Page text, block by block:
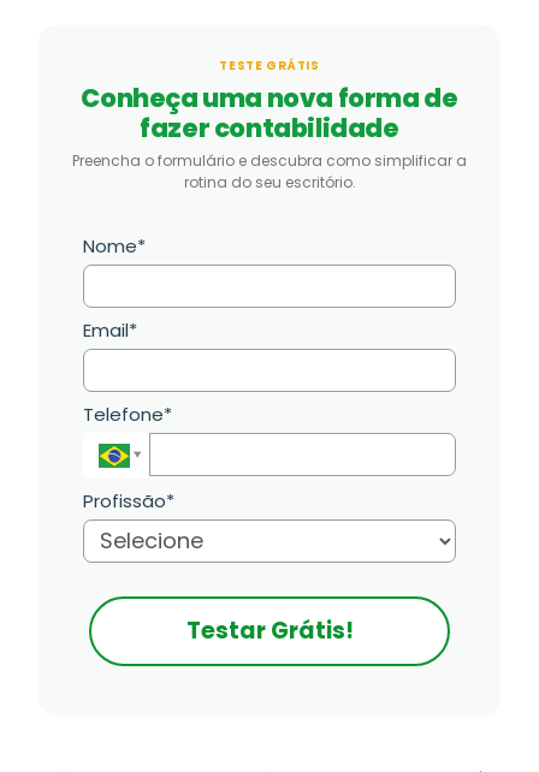
TESTE GRÁTIS
Conheça uma nova forma de
fazer contabilidade
Preencha o formulário e descubra como simplificar a
rotina do seu escritório.
Nome*
Email*
Telefone*
Profissão*
Testar Grátis!